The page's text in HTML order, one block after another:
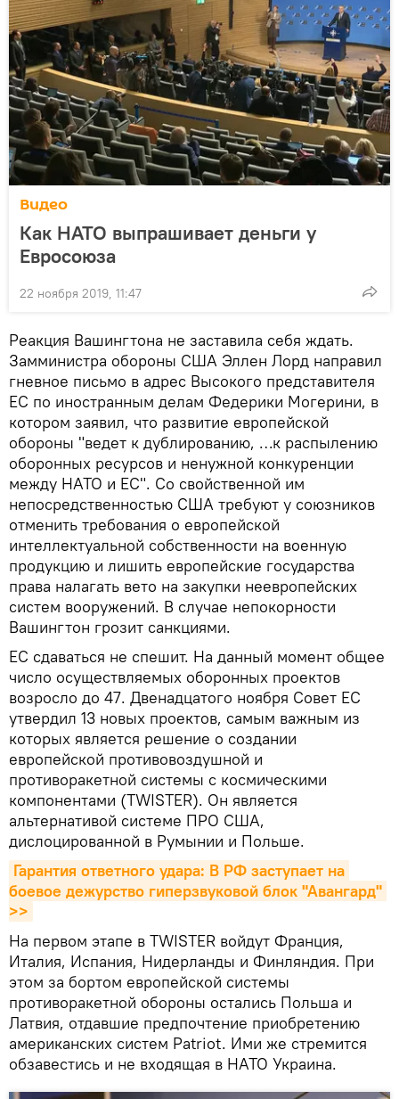
Видео
Как НАТО выпрашивает деньги у
Евросоюза
22 ноября 2019, 11:47
Реакция Вашингтона не заставила себя ждать.
Замминистра обороны США Эллен Лорд направил
гневное письмо в адрес Высокого представителя
ЕС по иностранным делам Федерики Могерини, в
котором заявил, что развитие европейской
обороны "ведет к дублированию, …к распылению
оборонных ресурсов и ненужной конкуренции
между НАТО и ЕС". Со свойственной им
непосредственностью США требуют у союзников
отменить требования о европейской
интеллектуальной собственности на военную
продукцию и лишить европейские государства
права налагать вето на закупки неевропейских
систем вооружений. В случае непокорности
Вашингтон грозит санкциями.
ЕС сдаваться не спешит. На данный момент общее
число осуществляемых оборонных проектов
возросло до 47. Двенадцатого ноября Совет ЕС
утвердил 13 новых проектов, самым важным из
которых является решение о создании
европейской противовоздушной и
противоракетной системы с космическими
компонентами (TWISTER). Он является
альтернативой системе ПРО США,
дислоцированной в Румынии и Польше.
Гарантия ответного удара: В РФ заступает на
боевое дежурство гиперзвуковой блок "Авангард"
>>
На первом этапе в TWISTER войдут Франция,
Италия, Испания, Нидерланды и Финляндия. При
этом за бортом европейской системы
противоракетной обороны остались Польша и
Латвия, отдавшие предпочтение приобретению
американских систем Patriot. Ими же стремится
обзавестись и не входящая в НАТО Украина.